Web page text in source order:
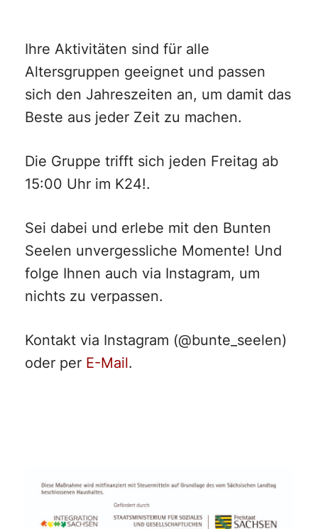
Ihre Aktivitäten sind für alle
Altersgruppen geeignet und passen
sich den Jahreszeiten an, um damit das
Beste aus jeder Zeit zu machen.
Die Gruppe trifft sich jeden Freitag ab
15:00 Uhr im K24!.
Sei dabei und erlebe mit den Bunten
Seelen unvergessliche Momente! Und
folge Ihnen auch via Instagram, um
nichts zu verpassen.
Kontakt via Instagram (@bunte_seelen)
oder per E-Mail.